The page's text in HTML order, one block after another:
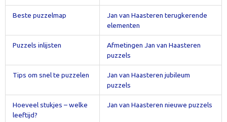
Beste puzzelmap
Jan van Haasteren terugkerende
elementen
Puzzels inlijsten
Afmetingen Jan van Haasteren
puzzels
Tips om snel te puzzelen
Jan van Haasteren jubileum
puzzels
Hoeveel stukjes – welke
leeftijd?
Jan van Haasteren nieuwe puzzels